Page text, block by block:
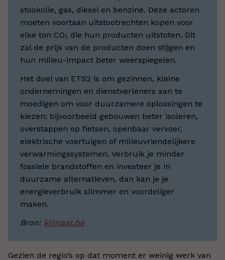
stookolie, gas, diesel en benzine. Deze actoren
moeten voortaan uitstootrechten kopen voor
elke ton CO₂ die hun producten uitstoten. Dit
zal de prijs van de producten doen stijgen en
hun milieu-impact beter weerspiegelen.
Het doel van ETS2 is om gezinnen, kleine
ondernemingen en dienstverleners aan te
moedigen om voor duurzamere oplossingen te
kiezen: bijvoorbeeld gebouwen beter isoleren,
overstappen op fietsen, openbaar vervoer,
elektrische voertuigen of milieuvriendelijkere
verwarmingssystemen. Verbruik je minder
fossiele brandstoffen en investeer je in
duurzame alternatieven, dan kan je je
energieverbruik slimmer en voordeliger
maken.
Bron: klimaat.be
Gezien de regio’s op dat moment er weinig werk van